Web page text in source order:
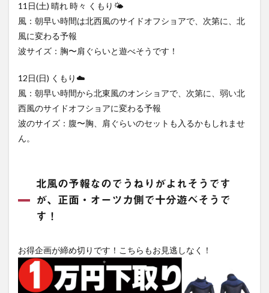
11日(土) 晴れ 時々 くもり🌤️
風：朝早い時間は北西風のサイドオフショアで、次第に、北
風に変わる予報
波サイズ：胸〜肩ぐらいと遊べそうです！
12日(日) くもり☁️
風：朝早い時間から北東風のオンショアで、次第に、弱い北
西風のサイドオフショアに変わる予報
波のサイズ：腹〜胸、肩ぐらいのセットも入るかもしれませ
ん。
北風の予報なのでうねりがよれそうです
が、正面・オーツカ側で十分遊べそうで
す！
お得企画が締め切りです！こちらもお見逃しなく！